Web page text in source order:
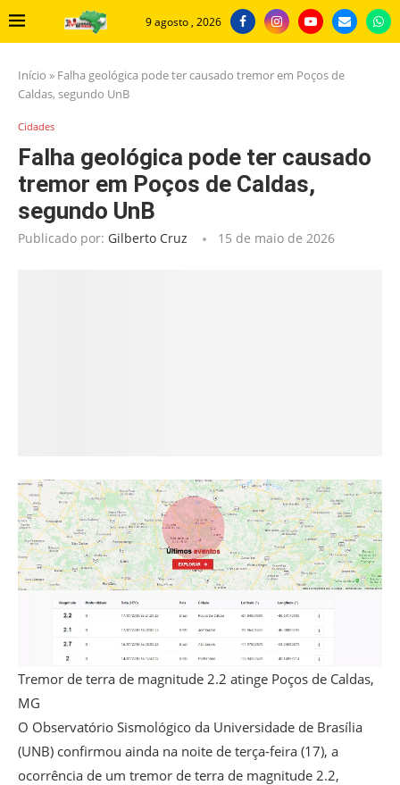
9 agosto , 2026
Início » Falha geológica pode ter causado tremor em Poços de
Caldas, segundo UnB
Cidades
Falha geológica pode ter causado
tremor em Poços de Caldas,
segundo UnB
Publicado por: Gilberto Cruz 15 de maio de 2026
Tremor de terra de magnitude 2.2 atinge Poços de Caldas,
MG
O Observatório Sismológico da Universidade de Brasília
(UNB) confirmou ainda na noite de terça-feira (17), a
ocorrência de um tremor de terra de magnitude 2.2,